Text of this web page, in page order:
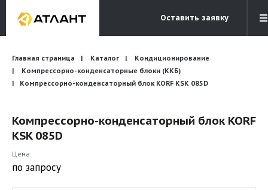
Оставить заявку
Электронная почта
info@atlantcompany.ru
Бесплатный звонок
8 (495) 532-45-07
Бренды
Бланки запросов
Главная страница Каталог
Кондиционирование
Компрессорно-конденсаторные блоки (ККБ)
Компрессорно-конденсаторный блок KORF KSK 085D
Компрессорно-конденсаторный блок KORF
KSK 085D
Цена:
по запросу